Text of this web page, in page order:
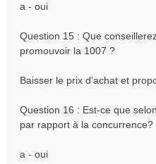
a - oui
Question 15 : Que
promouvoir la 1007 ?
Baisser le prix d'achat et
Question 16 : Est-ce que
par rapport à la concurrence?
a - oui